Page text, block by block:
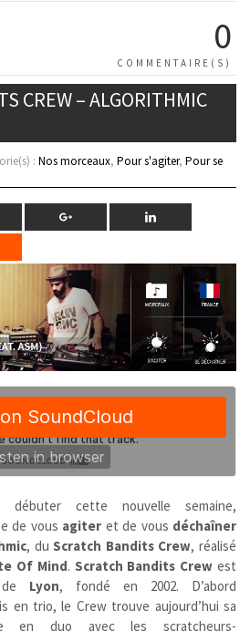
0
COMMENTAIRE(S)
CREW – ALGORITHMIC
: Nos morceaux, Pour s'agiter, Pour se
débuter cette nouvelle semaine,
de vous agiter et de vous déchaîner
, duScratch Bandits Crew, réalisé
Of Mind. Scratch Bandits Crew est
Lyon,
fondé en 2002. D’abord
en trio, le Crew trouve aujourd’hui sa
en duo avec les scratcheurs-